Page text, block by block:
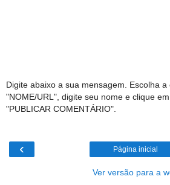
Digite abaixo a sua mensagem. Escolha a
"NOME/URL", digite seu nome e clique em
"PUBLICAR COMENTÁRIO".
‹ Página inicial
Ver versão para a